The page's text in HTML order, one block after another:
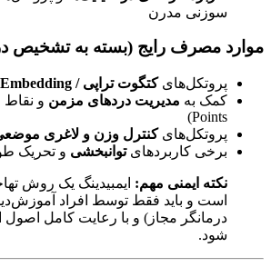
سوزنی مدرن
موارد مصرف رایج (بسته به تشخیص
پروتکل‌هایکتگوت تراپی / Thread Embedding
کمک به مدیریت دردهای مزمن
Points)
پروتکل‌هایکنترل وزن و لاغری
برخی کاربردهایتوانبخشی و تحریک
نکته ایمنی مهم: ایمبیدینگ یک روش
است و باید فقط توسط افراد
درمانگر مجاز) و با رعایت کامل اصول
شود.